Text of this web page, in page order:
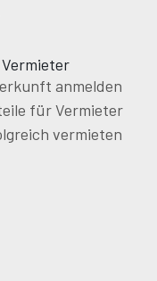
anmelden
für Vermieter
vermieten